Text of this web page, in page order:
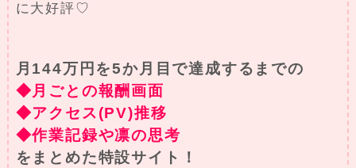
に大好評♡
月144万円を5か月目で達成するまでの
◆月ごとの報酬画面
◆アクセス(PV)推移
◆作業記録や凛の思考
をまとめた特設サイト！